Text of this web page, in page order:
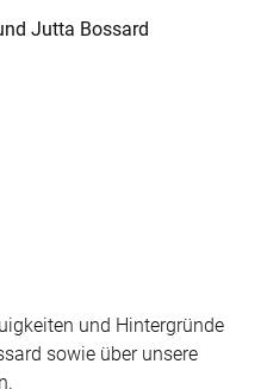
Jutta Bossard
und Hintergründe
sowie über unsere